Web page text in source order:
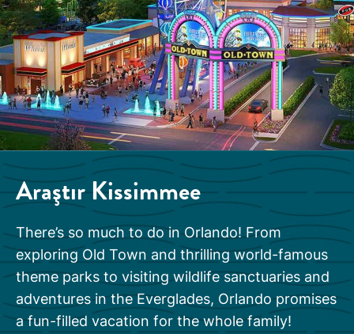
AraştırKissimmee
There’s so much to do in Orlando! From
exploring Old Town and thrilling world-famous
theme parks to visiting wildlife sanctuaries and
adventures in the Everglades, Orlando promises
a fun-filled vacation for the whole family!